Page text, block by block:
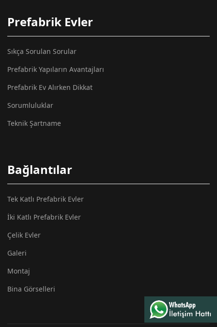
Prefabrik Evler
Sıkça Sorulan Sorular
Prefabrik Yapıların Avantajları
Prefabrik Ev Alırken Dikkat
Sorumluluklar
Teknik Şartname
Bağlantılar
Tek Katlı Prefabrik Evler
İki Katlı Prefabrik Evler
Çelik Evler
Galeri
Montaj
Bina Görselleri